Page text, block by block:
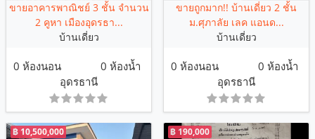
ขายอาคารพาณิชย์ 3 ชั้น จำนวน
2 คูหา เมืองอุดรธา...
บ้านเดี่ยว
0 ห้องนอน
0 ห้องน้ำ
อุดรธานี
ขายถูกมาก!! บ้านเดี่ยว 2 ชั้น
ม.ศุภาลัย เลค แอนด...
บ้านเดี่ยว
0 ห้องนอน
0 ห้องน้ำ
อุดรธานี
฿ 10,500,000 ฿ 190,000